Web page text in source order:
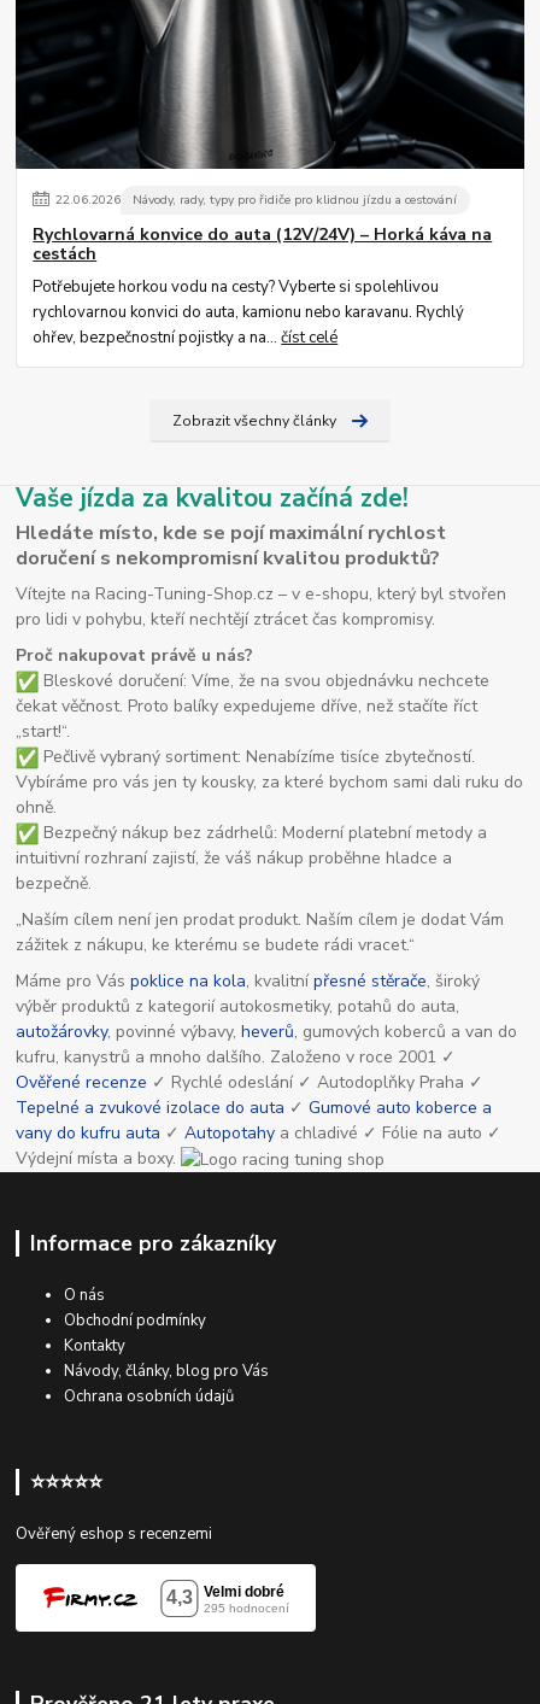
22.06.2026 Návody, rady, typy pro řidiče pro klidnou jízdu a cestování
Rychlovarná konvice do auta (12V/24V) – Horká káva na
cestách
Potřebujete horkou vodu na cesty? Vyberte si spolehlivou
rychlovarnou konvici do auta, kamionu nebo karavanu. Rychlý
ohřev, bezpečnostní pojistky a na...číst celé
Zobrazit všechny články
Vaše jízda za kvalitou začíná zde!
Hledáte místo, kde se pojí maximální rychlost
doručení s nekompromisní kvalitou produktů?
Vítejte na Racing-Tuning-Shop.cz – v e-shopu, který byl stvořen
pro lidi v pohybu, kteří nechtějí ztrácet čas kompromisy.
Proč nakupovat právě u nás?
Bleskové doručení: Víme, že na svou objednávku nechcete
čekat věčnost. Proto balíky expedujeme dříve, než stačíte říct
„start!“.
Pečlivě vybraný sortiment: Nenabízíme tisíce zbytečností.
Vybíráme pro vás jen ty kousky, za které bychom sami dali ruku do
ohně.
Bezpečný nákup bez zádrhelů: Moderní platební metody a
intuitivní rozhraní zajistí, že váš nákup proběhne hladce a
bezpečně.
„Naším cílem není jen prodat produkt. Naším cílem je dodat Vám
zážitek z nákupu, ke kterému se budete rádi vracet.“
Máme pro Váspoklice na kola, kvalitnípřesné stěrače, široký
výběr produktů z kategorií autokosmetiky, potahů do auta,
autožárovky, povinné výbavy,heverů, gumových koberců a van do
kufru, kanystrů a mnoho dalšího. Založeno v roce 2001 ✓
Ověřené recenze ✓ Rychlé odeslání ✓ Autodoplňky Praha ✓
Tepelné a zvukové izolace do auta ✓Gumové auto koberce a
vany do kufru auta ✓Autopotahy a chladivé ✓ Fólie na auto ✓
Výdejní místa a boxy.
Informace pro zákazníky
O nás
Obchodní podmínky
Kontakty
Návody, články, blog pro Vás
Ochrana osobních údajů
⭐⭐⭐⭐⭐
Ověřený eshop s recenzemi